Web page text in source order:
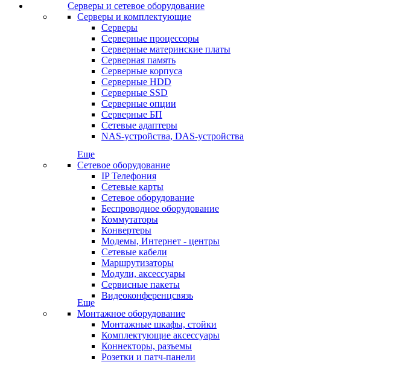
Серверы и сетевое оборудование
Серверы и комплектующие
Серверы
Серверные процессоры
Серверные материнские платы
Серверная память
Серверные корпуса
Серверные HDD
Серверные SSD
Серверные опции
Серверные БП
Сетевые адаптеры
NAS-устройства, DAS-устройства
Еще
Сетевое оборудование
IP Телефония
Сетевые карты
Сетевое оборудование
Беспроводное оборудование
Коммутаторы
Конвертеры
Модемы, Интернет - центры
Сетевые кабели
Маршрутизаторы
Модули, аксессуары
Сервисные пакеты
Видеоконференцсвязь
Еще
Монтажное оборудование
Монтажные шкафы, стойки
Комплектующие аксессуары
Коннекторы, разъемы
Розетки и патч-панели